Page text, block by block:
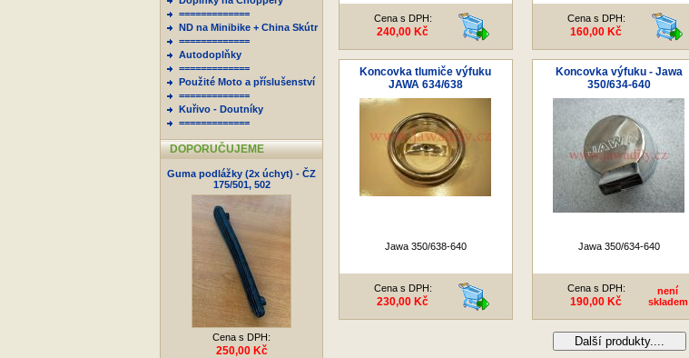
=============
ND na Minibike + China Skútr
=============
Autodoplňky
=============
Použité Moto a příslušenství
=============
Kuřivo - Doutníky
=============
DOPORUČUJEME
Guma podlážky (2x úchyt) - ČZ
175/501, 502
Cena s DPH:
250,00 Kč
Cena s DPH:
240,00 Kč
Cena s DPH:
160,00 Kč
Koncovka tlumiče výfuku
JAWA 634/638
Jawa 350/638-640
Cena s DPH:
230,00 Kč
Koncovka výfuku - Jawa
350/634-640
Jawa 350/634-640
Cena s DPH:
190,00 Kč
není
skladem
Další produkty....